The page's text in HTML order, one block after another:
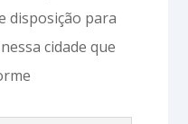
disposição para
cidade que